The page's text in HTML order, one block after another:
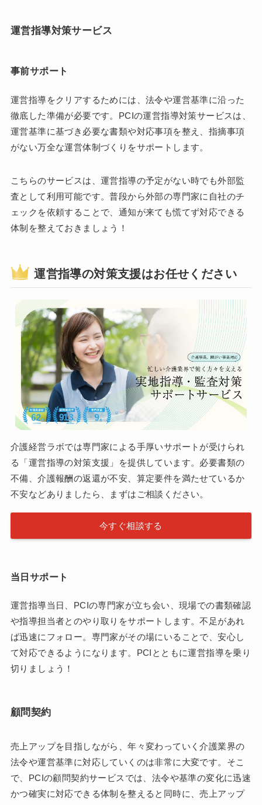
運営指導対策サービス
事前サポート
運営指導をクリアするためには、法令や運営基準に沿った
徹底した準備が必要です。PCIの運営指導対策サービスは、
運営基準に基づき必要な書類や対応事項を整え、指摘事項
がない万全な運営体制づくりをサポートします。
こちらのサービスは、運営指導の予定がない時でも外部監
査として利用可能です。普段から外部の専門家に自社のチ
ェックを依頼することで、通知が来ても慌てず対応できる
体制を整えておきましょう！
運営指導の対策支援はお任せください
介護経営ラボでは専門家による手厚いサポートが受けられ
る「運営指導の対策支援」を提供しています。必要書類の
不備、介護報酬の返還が不安、算定要件を満たせているか
不安などありましたら、まずはご相談ください。
今すぐ相談する
当日サポート
運営指導当日、PCIの専門家が立ち会い、現場での書類確認
や指導担当者とのやり取りをサポートします。不足があれ
ば迅速にフォロー。専門家がその場にいることで、安心し
て対応できるようになります。PCIとともに運営指導を乗り
切りましょう！
顧問契約
売上アップを目指しながら、年々変わっていく介護業界の
法令や運営基準に対応していくのは非常に大変です。そこ
で、PCIの顧問契約サービスでは、法令や基準の変化に迅速
かつ確実に対応できる体制を整えると同時に、売上アップ